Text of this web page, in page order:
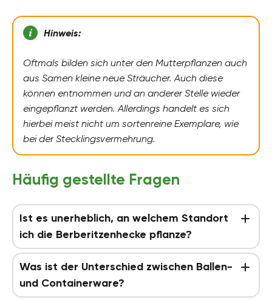
Hinweis:
Oftmals bilden sich unter den Mutterpflanzen auch
aus Samen kleine neue Sträucher. Auch diese
können entnommen und an anderer Stelle wieder
eingepflanzt werden. Allerdings handelt es sich
hierbei meist nicht um sortenreine Exemplare, wie
bei der Stecklingsvermehrung.
Häufig gestellte Fragen
Ist es unerheblich, an welchem Standort
ich die Berberitzenhecke pflanze?
Was ist der Unterschied zwischen Ballen-
und Containerware?